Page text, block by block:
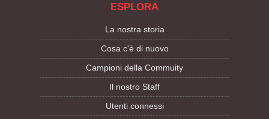
ESPLORA
La nostra storia
Cosa c'è di nuovo
Campioni della Commuity
Il nostro Staff
Utenti connessi